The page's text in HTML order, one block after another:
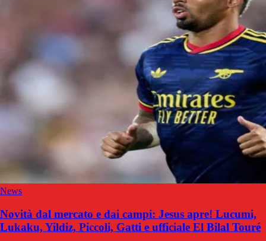
News
Novità dal mercato e dai campi: Jesus apre! Lucumi,
Lukaku, Yildiz, Piccoli, Gatti e ufficiale El Bilal Touré